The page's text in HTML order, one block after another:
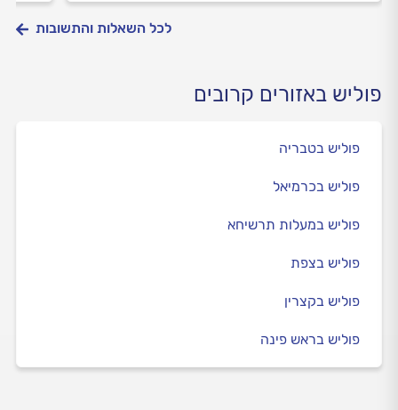
לכל השאלות והתשובות
פוליש באזורים קרובים
פוליש בטבריה
פוליש בכרמיאל
פוליש במעלות תרשיחא
פוליש בצפת
פוליש בקצרין
פוליש בראש פינה